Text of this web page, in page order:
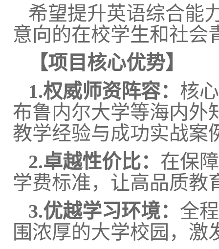
希望提升英语综合能
意向的在校学生和社会
【项目核心优势】
1.权威师资阵容： 核
布鲁内尔大学等海内外
教学经验与成功实战案
2.卓越性价比： 在保
学费标准，让高品质教
3.优越学习环境： 全
围浓厚的大学校园，激